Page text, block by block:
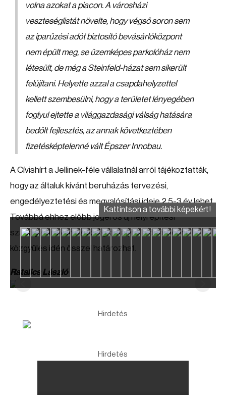
volna azokat a piacon. A városházi
veszteséglistát növelte, hogy végső soron sem
az iparűzési adót biztosító bevásárlóközpont
nem épült meg, se üzemképes parkolóház nem
létesült, de még a Steinfeld-házat sem sikerült
felújítani. Helyette azzal a csapdahelyzettel
kellett szembesülni, hogy a területet lényegében
foglyul ejtette a világgazdasági válság hatására
bedőlt fejlesztés, az annak következtében
fizetésképtelenné vált Épszer Innobau.
A Cívishírt a Jellinek-féle vállalatnál arról tájékoztatták,
hogy az általuk kívánt beruházás tervezési,
engedélyeztetési és megvalósítási ideje 2,5-3 év lehet.
Továbbá ehhez előbb jogerős új helyi építési
szabályzatra van szükség, amelyről a debreceni
közgyűlés idén ősszel határozhat.
Ratalics László
Kattintson a további képekért!
Hirdetés
Hirdetés